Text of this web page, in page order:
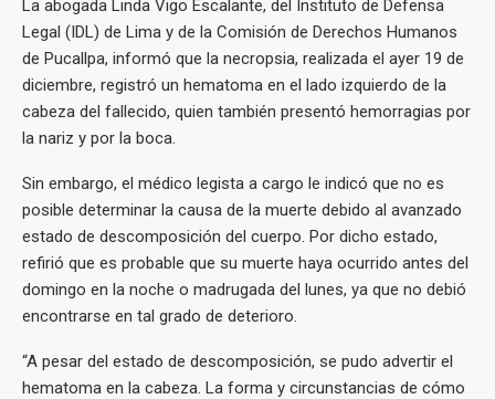
La abogada Linda Vigo Escalante, del Instituto de Defensa
Legal (IDL) de Lima y de la Comisión de Derechos Humanos
de Pucallpa, informó que la necropsia, realizada el ayer 19 de
diciembre, registró un hematoma en el lado izquierdo de la
cabeza del fallecido, quien también presentó hemorragias por
la nariz y por la boca.
Sin embargo, el médico legista a cargo le indicó que no es
posible determinar la causa de la muerte debido al avanzado
estado de descomposición del cuerpo. Por dicho estado,
refirió que es probable que su muerte haya ocurrido antes del
domingo en la noche o madrugada del lunes, ya que no debió
encontrarse en tal grado de deterioro.
“A pesar del estado de descomposición, se pudo advertir el
hematoma en la cabeza. La forma y circunstancias de cómo